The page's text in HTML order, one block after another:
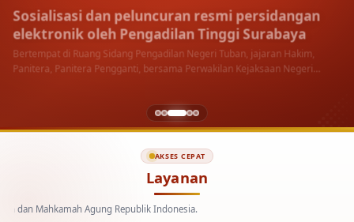
Sosialisasi dan peluncuran resmi persidangan
elektronik oleh Pengadilan Tinggi Surabaya
Bertempat di Ruang Sidang Pengadilan Negeri Tuban, jajaran Hakim,
Panitera, Panitera Pengganti, bersama Perwakilan Kejaksaan Negeri
Tuban menyimak langsung sosialisasi dan peluncuran…
AKSES CEPAT
Layanan
Agung Republik Indonesia.